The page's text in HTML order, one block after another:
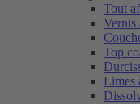
Tout
Vernis
Top
Limes